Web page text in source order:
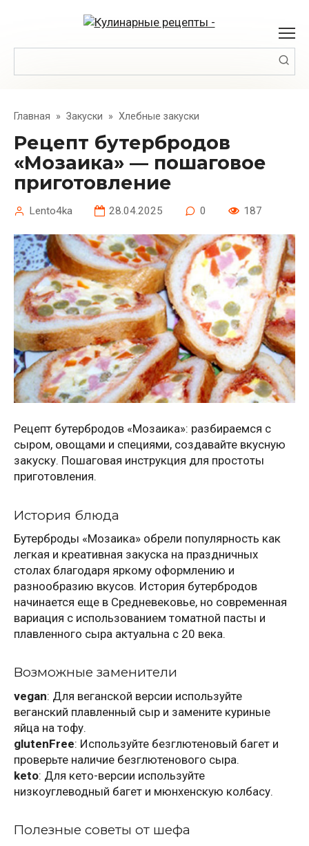
Главная » Закуски » Хлебные закуски
Рецепт бутербродов
«Мозаика» — пошаговое
приготовление
Lento4ka 28.04.2025 0 187
Рецепт бутербродов «Мозаика»: разбираемся с
сыром, овощами и специями, создавайте вкусную
закуску. Пошаговая инструкция для простоты
приготовления.
История блюда
Бутерброды «Мозаика» обрели популярность как
легкая и креативная закуска на праздничных
столах благодаря яркому оформлению и
разнообразию вкусов. История бутербродов
начинается еще в Средневековье, но современная
вариация с использованием томатной пасты и
плавленного сыра актуальна с 20 века.
Возможные заменители
vegan: Для веганской версии используйте
веганский плавленный сыр и замените куриные
яйца на тофу.
glutenFree: Используйте безглютеновый багет и
проверьте наличие безглютенового сыра.
keto: Для кето-версии используйте
низкоуглеводный багет и мюнхенскую колбасу.
Полезные советы от шефа